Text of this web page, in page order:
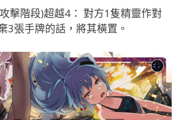
擊階段)超越4： 對方1隻精靈作對
3張手牌的話，將其橫置。